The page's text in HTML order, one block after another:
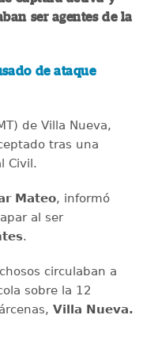
ser agentes de la
de ataque
de Villa Nueva,
tras una
Civil.
Mateo, informó
al ser
.
circulaban a
sobre la 12
Villa Nueva.